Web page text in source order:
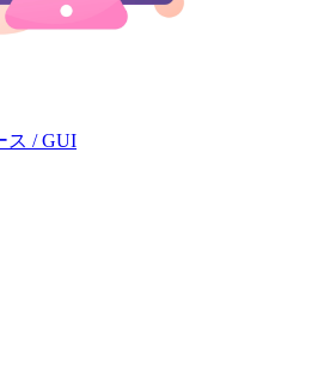
ス / GUI